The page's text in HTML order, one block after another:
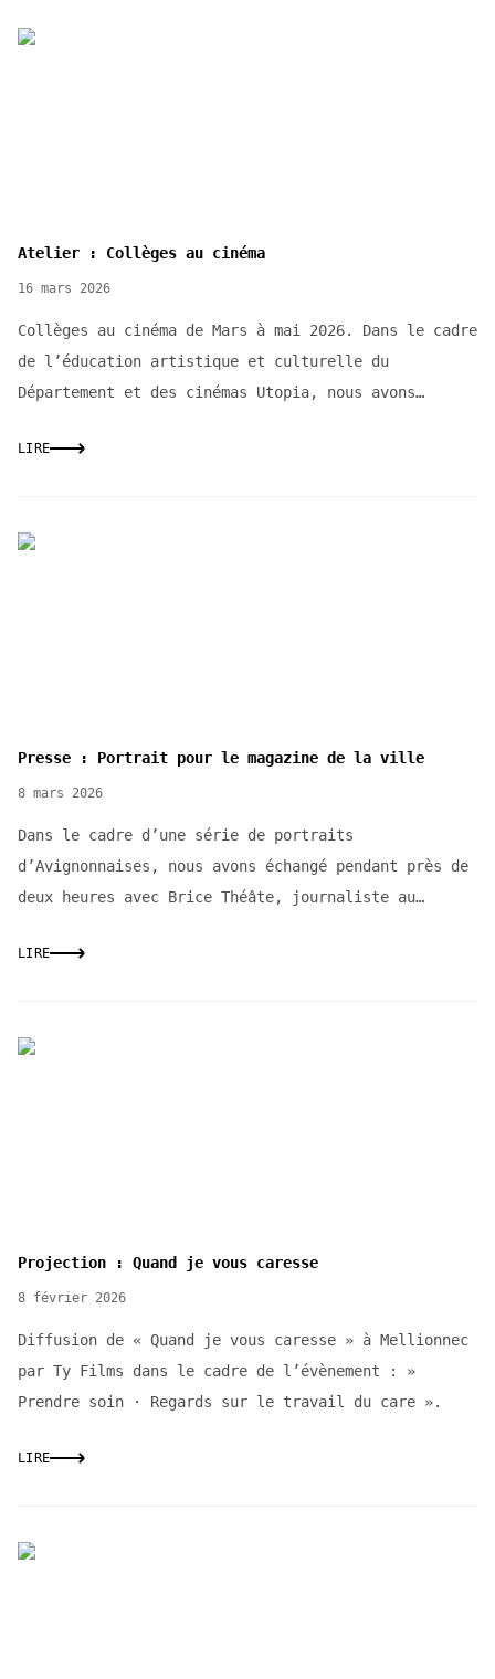
Atelier : Collèges au cinéma
16 mars 2026
Collèges au cinéma de Mars à mai 2026. Dans le cadre
de l’éducation artistique et culturelle du
Département et des cinémas Utopia, nous avons
LIRE
Presse : Portrait pour le magazine de la ville
8 mars 2026
Dans le cadre d’une série de portraits
d’Avignonnaises, nous avons échangé pendant près de
deux heures avec Brice Théâte, journaliste au
LIRE
Projection : Quand je vous caresse
8 février 2026
Diffusion de « Quand je vous caresse » à Mellionnec
par Ty Films dans le cadre de l’évènement : »
Prendre soin · Regards sur le travail du care ».
LIRE